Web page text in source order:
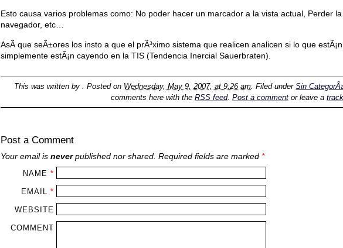
Esto causa varios problemas como: No poder hacer un marcador a la vista actual, Perder
navegador, etc…
AsÃ­ que seÃ±ores los insto a que el prÃ³ximo sistema que realicen analicen si lo que
simplemente estÃ¡n cayendo en la TIS (Tendencia Inercial Sauerbraten).
This was written by. Posted on Wednesday, May 9, 2007, at 9:26 am. Filed underSin
comments here with the RSS feed. Post a commentor leave a
Post a Comment
Your email is neverpublished nor shared. Required fields are marked *
NAME *
EMAIL *
WEBSITE
COMMENT